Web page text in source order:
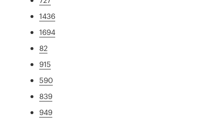
1436
1694
82
915
590
839
949